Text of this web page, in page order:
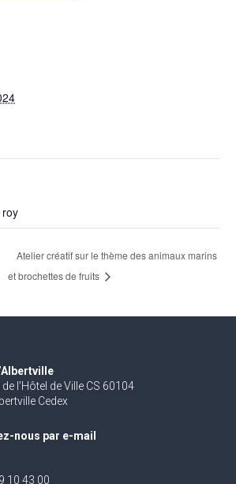
Atelier créatif sur le thème des animaux marins
et brochettes de fruits
l’Hôtel de Ville CS 60104
Cedex
nous par e-mail
10 43 00